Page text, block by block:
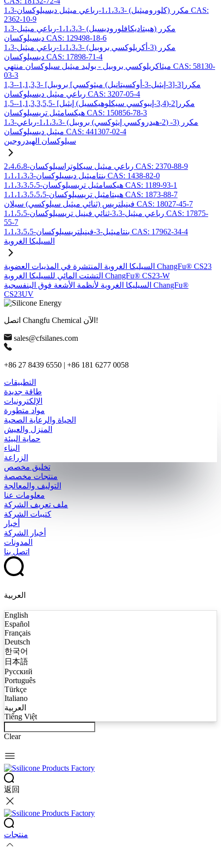
1،3-مكرر (كلوروميثيل) -1،1،3،3-رباعي ميثيل ديسيلوكسان CAS:
2362-10-9
1،3-مكرر (هيبتاديكافلوروديسيل) -1،1،3،3-رباعي ميثيل
ديسيلوكسان CAS: 129498-18-6
1،3-مكرر (3-أكريلوكسي بروبيل) -1،1،3،3-رباعي ميثيل
ديسيلوكسان CAS: 17898-71-4
ميثاكريلوكسي بروبيل - بوليد ميثيل سيلوكسان منتهي CAS: 58130-
03-3
1,3-مكرر[3-[3-إيثيل-3-أوكسيتانيل) ميثوكسي] بروبيل] -1,1,3,3-
رباعي ميثيل ديسيلوكسان CAS: 3207-05-4
1,5-مكرر[2-(3,4-إيبوكسي سيكلوهيكسيل) إيثيل] -1,1,3,3,5,5-
هيكسامثيل تريسيلوكسان CAS: 150856-78-3
1،3-مكرر (3- (2-هيدروكسي إيثوكسي) بروبيل) -1،1،3،3-رباعي
ميثيل ديسيلوكسان CAS: 441307-02-4
سيلوكسان الهيدروجين
2،4،6،8-رباعي ميثيل سيكلوتراسيلوكسان CAS: 2370-88-9
1،1،1،3،3-بنتاميثيل ديسيلوكسان CAS: 1438-82-0
1،1،3،3،5،5-هيكسامثيل تريسيلوكسان CAS: 1189-93-1
1،1،1،3،5،5،5-هيبتامثيل تريسيلوكسان CAS: 1873-88-7
فينيلتريس (ثنائي ميثيل سيلوكسي) سيلان CAS: 18027-45-7
1،1،5،5-رباعي ميثيل-3،3-ثنائي فينيل تريسيلوكسان CAS: 17875-
55-7
1،1،3،5،5-بنتاميثيل-3-فينيلتريسيلوكسان CAS: 17962-34-4
السيليكا الغروية
السيليكا الغروية المنتشرة في المذيبات العضوية ChangFu® CS23
التشتت المائي للسيليكا الغروية ChangFu® CS23-W
السيليكا الغروية لأنظمة الأشعة فوق البنفسجية ChangFu®
CS23UV
اتصل Changfu Chemical الآن!
sales@cfsilanes.com
+86 27 8439 6550 | +86 181 6277 0058
التطبيقات
طاقة جديدة
الإلكترونيات
مواد متطورة
الحياة والرعاية الصحية
المنزل والعيش
حماية البيئة
البناء
الزراعة
تخليق مخصص
منتجات مخصصة
التوليف والمعالجة
معلومات عنا
ملف تعريف الشركة
كتيبات الشركة
أخبار
أخبار الشركة
المدونات
اتصل بنا
العربية
English
Español
Français
Deutsch
한국어
日本語
Русский
Português
Türkçe
Italiano
العربية
Tiếng Việt
Clear
返回
منتجات